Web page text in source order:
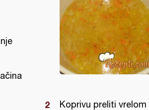
Koprivu preliti